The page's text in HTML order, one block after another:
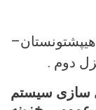
دوم .
سازی سیستم